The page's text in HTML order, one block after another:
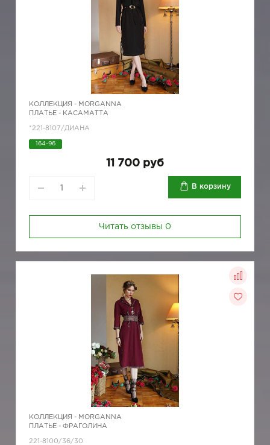
КОЛЛЕКЦИЯ - MORGANNA
ПЛАТЬЕ - КАСАМАТТА
*221-8107/ДИАНА
164-96
11 700 руб
В корзину
Читать отзывы 0
КОЛЛЕКЦИЯ - MORGANNA
ПЛАТЬЕ - ФРАГОЛИНА
221-8100/36/30